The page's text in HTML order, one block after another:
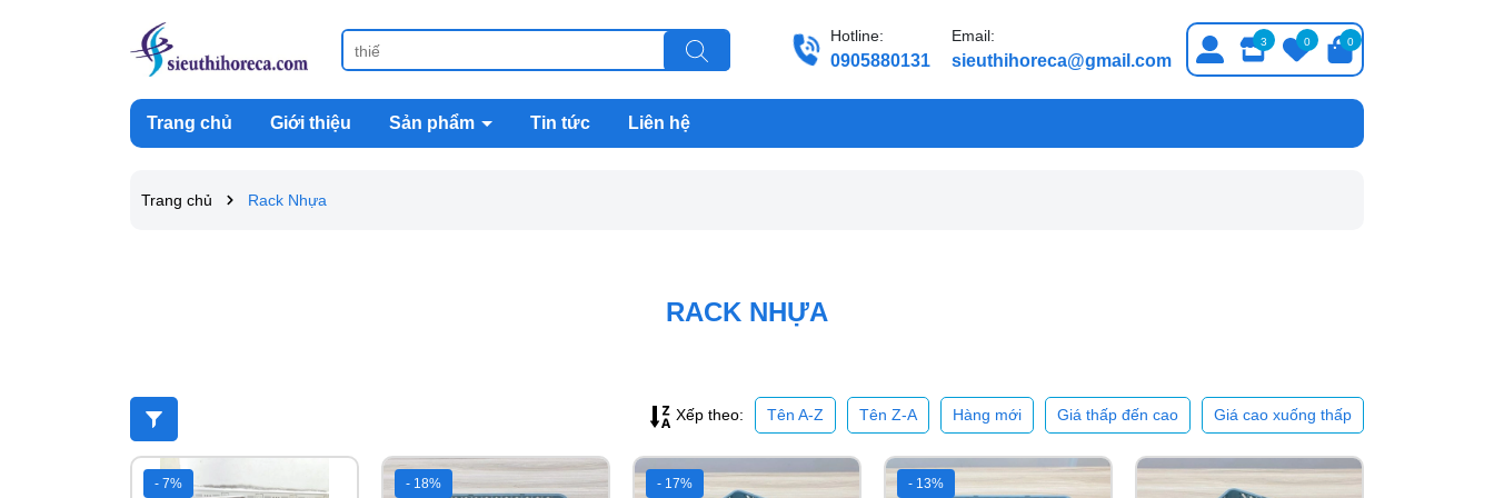
Hotline:
0905880131
Email:
sieuthihoreca@gmail.com
3 0 0
Trang chủ Giới thiệu Sản phẩm Tin tức Liên hệ
Trang chủ Rack Nhựa
RACK NHỰA
Xếp theo: Tên A-Z Tên Z-A Hàng mới Giá thấp đến cao Giá cao xuống thấp
- 7% - 18% - 17% - 13%